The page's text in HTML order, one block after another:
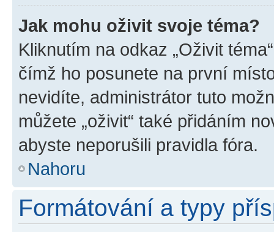
Jak mohu oživit svoje téma?
Kliknutím na odkaz „Oživit
čímž ho posunete na první
nevidíte, administrátor tuto
můžete „oživit“ také přidáním
abyste neporušili pravidla fóra.
Nahoru
Formátování a typy